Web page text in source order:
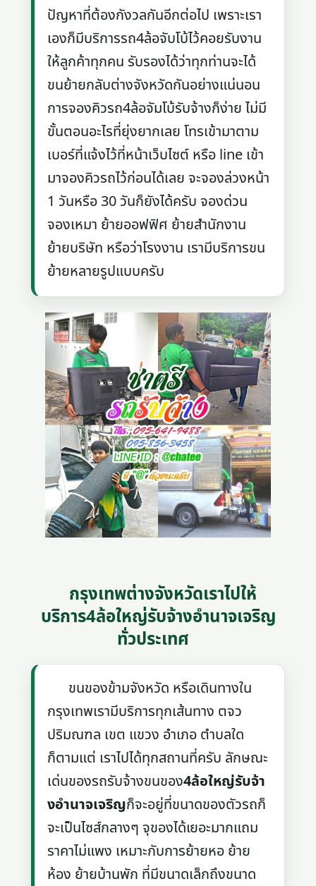
ปัญหาที่ต้องกังวลกันอีกต่อไป เพราะเรา
เองก็มีบริการรถ4ล้อจับโบ้ไว้คอยรับงาน
ให้ลูกค้าทุกคน รับรองได้ว่าทุกท่านจะได้
ขนย้ายกลับต่างจังหวัดกันอย่างแน่นอน
การจองคิวรถ4ล้อจัมโบ้รับจ้างก็ง่าย ไม่มี
ขั้นตอนอะไรที่ยุ่งยากเลย โทรเข้ามาตาม
เบอร์ที่แจ้งไว้ที่หน้าเว็บไซต์ หรือ line เข้า
มาจองคิวรถไว้ก่อนได้เลย จะจองล่วงหน้า
1 วันหรือ 30 วันก็ยังได้ครับ จองด่วน
จองเหมา ย้ายออฟฟิศ ย้ายสำนักงาน
ย้ายบริษัท หรือว่าโรงงาน เรามีบริการขน
ย้ายหลายรูปแบบครับ
กรุงเทพต่างจังหวัดเราไปให้
บริการ4ล้อใหญ่รับจ้างอํานาจเจริญ
ทั่วประเทศ
ขนของข้ามจังหวัด หรือเดินทางใน
กรุงเทพเรามีบริการทุกเส้นทาง ตจว
ปริมณฑล เขต แขวง อำเภอ ตำบลใด
ก็ตามแต่ เราไปได้ทุกสถานที่ครับ ลักษณะ
เด่นของรถรับจ้างขนของ4ล้อใหญ่รับจ้า
งอํานาจเจริญก็จะอยู่ที่ขนาดของตัวรถก็
จะเป็นไซส์กลางๆ จุของได้เยอะมากแถม
ราคาไม่แพง เหมาะกับการย้ายหอ ย้าย
ห้อง ย้ายบ้านพัก ที่มีขนาดเล็กถึงขนาด